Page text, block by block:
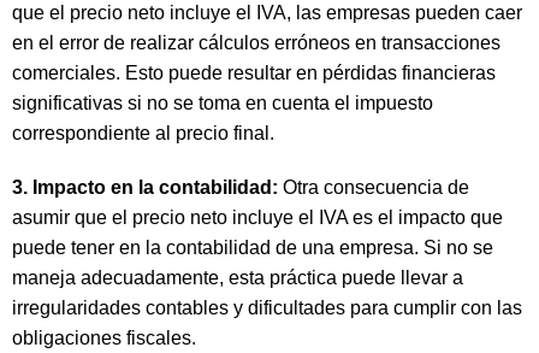
que el precio neto incluye el IVA, las empresas pueden caer
en el error de realizar cálculos erróneos en transacciones
comerciales. Esto puede resultar en pérdidas financieras
significativas si no se toma en cuenta el impuesto
correspondiente al precio final.
3. Impacto en la contabilidad: Otra consecuencia de
asumir que el precio neto incluye el IVA es el impacto que
puede tener en la contabilidad de una empresa. Si no se
maneja adecuadamente, esta práctica puede llevar a
irregularidades contables y dificultades para cumplir con las
obligaciones fiscales.